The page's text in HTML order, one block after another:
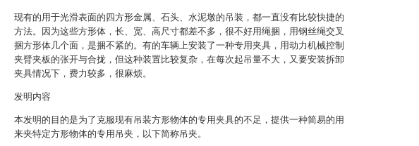
现有的用于光滑表面的四方形金属、石头、水泥墩的吊装，都一直没有比较快捷的
方法。因为这些方形体，长、宽、高尺寸都差不多，很不好用绳捆，用钢丝绳交叉
捆方形体几个面，是捆不紧的。有的车辆上安装了一种专用夹具，用动力机械控制
夹臂夹板的张开与合拢，但这种装置比较复杂，在每次起吊量不大，又要安装拆卸
夹具情况下，费力较多，很麻烦。
发明内容
本发明的目的是为了克服现有吊装方形物体的专用夹具的不足，提供一种简易的用
来夹特定方形物体的专用吊夹，以下简称吊夹。